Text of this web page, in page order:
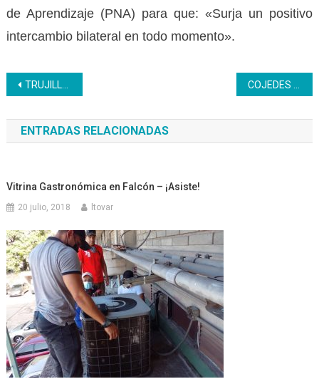
de Aprendizaje (PNA) para que: «Surja un positivo
intercambio bilateral en todo momento».
Navegación
de
entradas
TRUJILLO | Arrancó plan vacacional para los hijos de los trabajadores
ENTRADAS RELACIONADAS
Vitrina Gastronómica en Falcón – ¡Asiste!
20 julio, 2018 ltovar